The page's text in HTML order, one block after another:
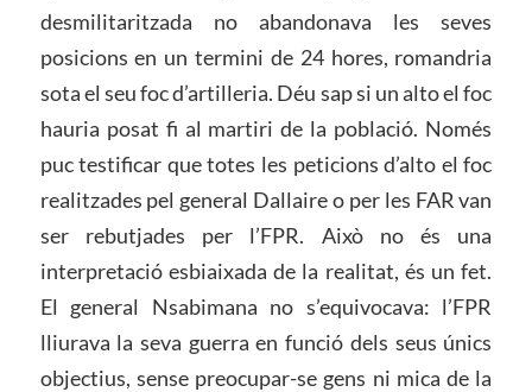
desmilitaritzada no abandonava les seves
posicions en un termini de 24 hores, romandria
sota el seu foc d’artilleria. Déu sap si un alto el foc
hauria posat fi al martiri de la població. Només
puc testificar que totes les peticions d’alto el foc
realitzades pel general Dallaire o per les FAR van
ser rebutjades per l’FPR. Això no és una
interpretació esbiaixada de la realitat, és un fet.
El general Nsabimana no s’equivocava: l’FPR
lliurava la seva guerra en funció dels seus únics
objectius, sense preocupar-se gens ni mica de la